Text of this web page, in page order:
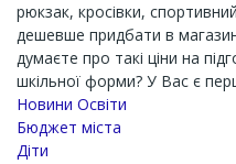
рюкзак, кросівки,
дешевше придбати в
думаєте про такі ціни на
шкільної форми? У Вас є
Новини Освіти
Бюджет міста
Діти